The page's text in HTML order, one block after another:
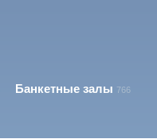
Банкетные залы 766